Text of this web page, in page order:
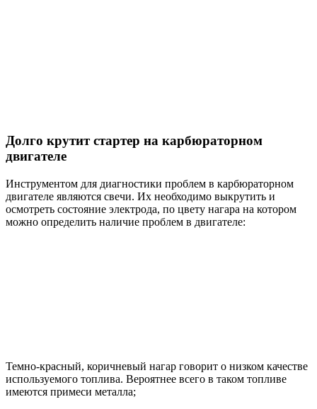
Долго крутит стартер на карбюраторном
двигателе
Инструментом для диагностики проблем в карбюраторном
двигателе являются свечи. Их необходимо выкрутить и
осмотреть состояние электрода, по цвету нагара на котором
можно определить наличие проблем в двигателе:
Темно-красный, коричневый нагар говорит о низком качестве
используемого топлива. Вероятнее всего в таком топливе
имеются примеси металла;